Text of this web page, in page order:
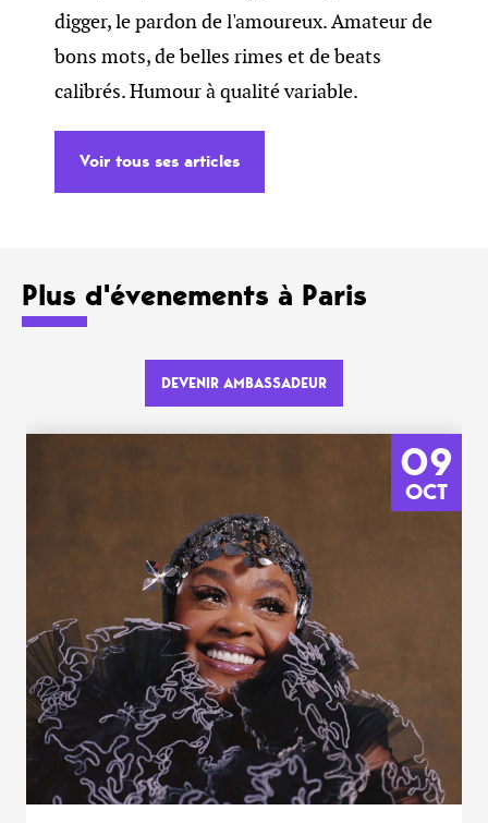
digger, le pardon de l'amoureux. Amateur de
bons mots, de belles rimes et de beats
calibrés. Humour à qualité variable.
Voir tous ses articles
Plus d'évenements à Paris
DEVENIR AMBASSADEUR
09
OCT